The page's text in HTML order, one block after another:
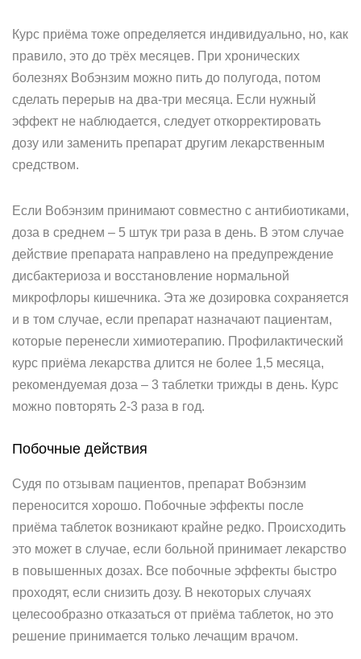
Курс приёма тоже определяется индивидуально, но, как
правило, это до трёх месяцев. При хронических
болезнях Вобэнзим можно пить до полугода, потом
сделать перерыв на два-три месяца. Если нужный
эффект не наблюдается, следует откорректировать
дозу или заменить препарат другим лекарственным
средством.
Если Вобэнзим принимают совместно с антибиотиками,
доза в среднем – 5 штук три раза в день. В этом случае
действие препарата направлено на предупреждение
дисбактериоза и восстановление нормальной
микрофлоры кишечника. Эта же дозировка сохраняется
и в том случае, если препарат назначают пациентам,
которые перенесли химиотерапию. Профилактический
курс приёма лекарства длится не более 1,5 месяца,
рекомендуемая доза – 3 таблетки трижды в день. Курс
можно повторять 2-3 раза в год.
Побочные действия
Судя по отзывам пациентов, препарат Вобэнзим
переносится хорошо. Побочные эффекты после
приёма таблеток возникают крайне редко. Происходить
это может в случае, если больной принимает лекарство
в повышенных дозах. Все побочные эффекты быстро
проходят, если снизить дозу. В некоторых случаях
целесообразно отказаться от приёма таблеток, но это
решение принимается только лечащим врачом.